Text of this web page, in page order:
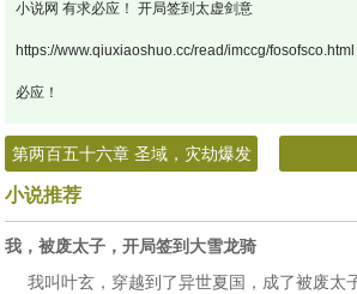
小说网 有求必应！ 开局签到太虚剑意
https://www.qiuxiaoshuo.cc/read/imccg/
必应！
第两百五十六章 圣域，灾劫爆发
小说推荐
我，被废太子，开局签到大雪龙骑
我叫叶玄，穿越到了异世夏国，成了被废太